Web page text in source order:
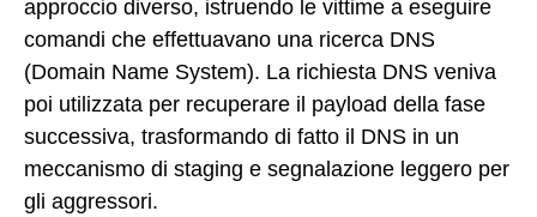
approccio diverso, istruendo le vittime a eseguire
comandi che effettuavano una ricerca DNS
(Domain Name System). La richiesta DNS veniva
poi utilizzata per recuperare il payload della fase
successiva, trasformando di fatto il DNS in un
meccanismo di staging e segnalazione leggero per
gli aggressori.